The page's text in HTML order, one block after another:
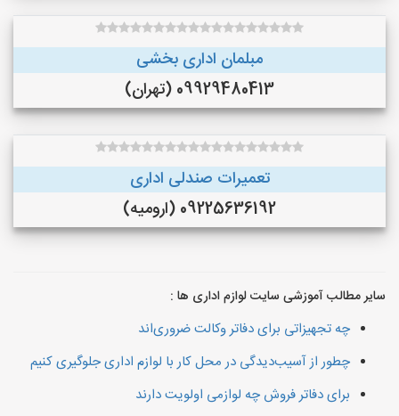
مبلمان اداری بخشی
09929480413 (تهران)
تعمیرات صندلی اداری
09225636192 (ارومیه)
سایر مطالب آموزشی سایت لوازم اداری ها :
چه تجهیزاتی برای دفاتر وکالت ضروری‌اند
چطور از آسیب‌دیدگی در محل کار با لوازم اداری جلوگیری کنیم
برای دفاتر فروش چه لوازمی اولویت دارند